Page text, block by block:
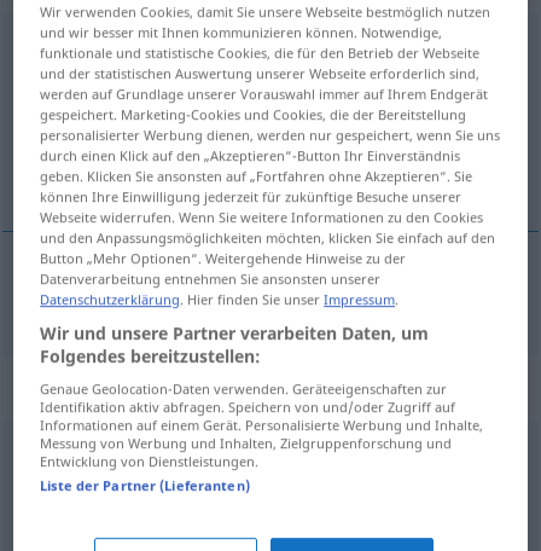
unausweichlich
Übersicht aller Übersetzungen
(Für mehr Details die Übersetzung anklicken/antippen)
uundgåelig
uundgåelig unausweichlich
Synonyme für "unausweichlich"
unerlässlich,unbedingt,nötig
Wir verwenden Cookies, damit Sie unsere Webseite bestmöglich nutzen
und wir besser mit Ihnen kommunizieren können. Notwendige,
funktionale und statistische Cookies, die für den Betrieb der Webseite
und der statistischen Auswertung unserer Webseite erforderlich sind,
werden auf Grundlage unserer Vorauswahl immer auf Ihrem Endgerät
gespeichert. Marketing-Cookies und Cookies, die der Bereitstellung
personalisierter Werbung dienen, werden nur gespeichert, wenn Sie uns
durch einen Klick auf den „Akzeptieren“-Button Ihr Einverständnis
geben. Klicken Sie ansonsten auf „Fortfahren ohne Akzeptieren“. Sie
können Ihre Einwilligung jederzeit für zukünftige Besuche unserer
Webseite widerrufen. Wenn Sie weitere Informationen zu den Cookies
und den Anpassungsmöglichkeiten möchten, klicken Sie einfach auf den
Button „Mehr Optionen“. Weitergehende Hinweise zu der
Datenverarbeitung entnehmen Sie ansonsten unserer
Datenschutzerklärung. Hier finden Sie unserImpressum.
Wir und unsere Partner verarbeiten Daten, um
Folgendes bereitzustellen:
Genaue Geolocation-Daten verwenden. Geräteeigenschaften zur
Identifikation aktiv abfragen. Speichern von und/oder Zugriff auf
Informationen auf einem Gerät. Personalisierte Werbung und Inhalte,
Messung von Werbung und Inhalten, Zielgruppenforschung und
Entwicklung von Dienstleistungen.
Liste der Partner (Lieferanten)